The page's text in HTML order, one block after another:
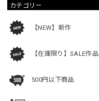
カテゴリー
【NEW】新作
【在庫限り】SALE作品
500円以下商品